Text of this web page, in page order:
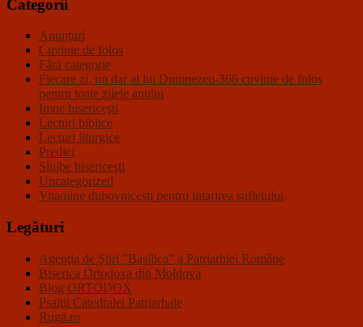
Categorii
Anunţuri
Cuvinte de folos
Fără categorie
Fiecare zi, un dar al lui Dumnezeu-366 cuvinte de folos
pentru toate zilele anului
Imne bisericeşti
Lecturi biblice
Lecturi liturgice
Predici
Slujbe bisericeşti
Uncategorized
Vitamine duhovnicesti pentru intarirea sufletului
Legături
Agenţia de Ştiri "Basilica" a Patriarhiei Române
Biserica Ortodoxa din Moldova
Blog ORTODOX
Psalţii Catedralei Patriarhale
Rugă.ro